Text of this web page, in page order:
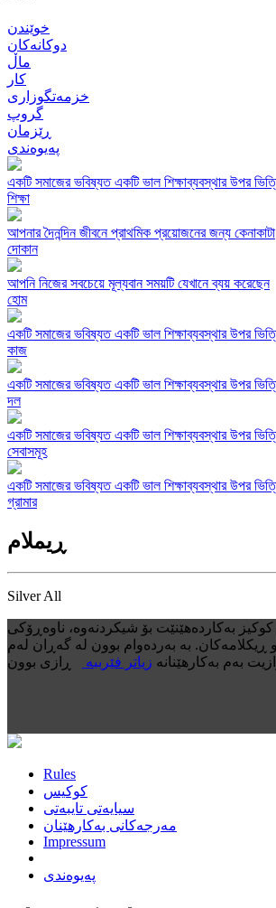
خوێندن
دوکانەکان
ماڵ
کار
خزمەتگوزاری
گروپ
ڕێزمان
پەیوەندی
একটি সমাজের ভবিষ্যত একটি ভাল শিক্ষাব্যবস্থার উপর
শিক্ষা
আপনার দৈনন্দিন জীবনে প্রাথমিক প্রয়োজনের জন্য কেনাকাটা
দোকান
আপনি নিজের সবচেয়ে মূল্যবান সময়টি যেখানে ব্যয় করেছেন
হোম
একটি সমাজের ভবিষ্যত একটি ভাল শিক্ষাব্যবস্থার উপর
কাজ
একটি সমাজের ভবিষ্যত একটি ভাল শিক্ষাব্যবস্থার উপর
দল
একটি সমাজের ভবিষ্যত একটি ভাল শিক্ষাব্যবস্থার উপর
সেবাসমূহ
একটি সমাজের ভবিষ্যত একটি ভাল শিক্ষাব্যবস্থার উপর
গ্রামার
ڕیملام
Silver All
بەکاردەهێنێت بۆ شیکردنەوە، ناوەڕۆکی
ڕیکلامەکان. بە بەردەوام بوون لە گەڕان لەم
بەم بەکارهێنانە زیاتر فێرببە ڕازی بوون
Rules
کوکیس
سیایەتی تایبەتی
مەرجەکانی بەکارهێنان
Impressum
پەیوەندی